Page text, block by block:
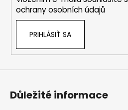
ochrany osobních údajů
PRIHLÁSIŤ SA
Důležité informace